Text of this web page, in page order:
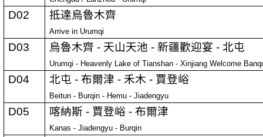
D02 抵達烏魯木齊
Arrive in Urumqi
D03 烏魯木齊 - 天山天池 -新疆歡迎宴 -北屯
Urumqi - Heavenly Lake of Tianshan - Xinjiang Welcome
D04 北屯 -布爾津 - 禾木 - 賈登峪
Beitun - Burqin - Hemu - Jiadengyu
D05 喀納斯 - 賈登峪 -布爾津
Kanas - Jiadengyu - Burqin